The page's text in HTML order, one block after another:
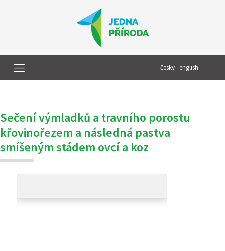
česky english
Sečení výmladků a travního porostu
křovinořezem a následná pastva
smíšeným stádem ovcí a koz